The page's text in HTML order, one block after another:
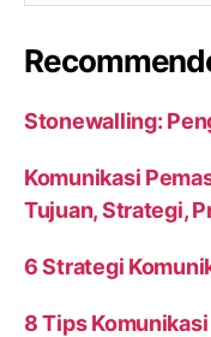
Stonewalling:
Komunikasi
Tujuan, Strategi,
6 Strategi
8 Tips